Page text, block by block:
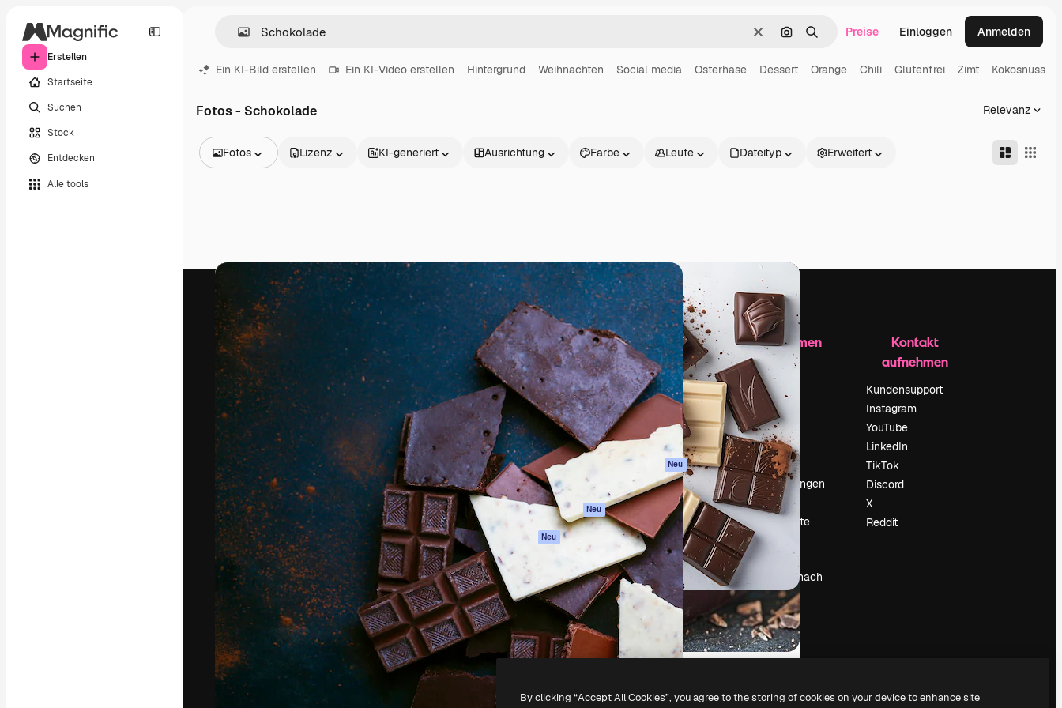
Erstellen
Startseite
Suchen
Stock
Entdecken
Alle tools
LöschenNach Bild suchen
SuchenPreise Einloggen Anmelden
Ein KI-Bild erstellen Ein KI-Video erstellen Hintergrund Weihnachten Social media Osterhase Dessert Orange Chili Glutenfrei Zimt Kokosnuss
Fotos - Schokolade Relevanz
Fotos
Videos
Filmmaterial
Motion Graphics
Videovorlagen
Icons
3D-Modelle
Schriftarten
Lizenz KI-generiert Ausrichtung Farbe Leute Dateityp Erweitert
Die kreative Plattform, um deine beste
Arbeit zu verwirklichen. Mehr als 1 Million
Abonnenten unter Kreativen, Unternehmen,
Agenturen und Studios.
Deutsch
Produkte
Spaces
KI-Assistent
KI-Bildgenerator
KI-Videogenerator
KI-
Stimmengenerator
Stock-Inhalte
MCP für
Claude/ChatGPT
Neu
Neu
API
Mobile App
Alle Magnific-Tools
Loslegen
Academy
Dokumentation
Support
AGB
Datenschutzerklärung
Originale
Neu
Cookie-Richtlinie
Vertrauenszentrum
Partner
Unternehmen
Unternehmen
Preise
Über uns
Reviews
Karriere
Suchtrends
Blog
Veranstaltungen
Slidesgo
Deine Inhalte
verkaufen
Pressesaal
Suchst du nach
magnific.ai
Kontakt
aufnehmen
Kundensupport
Instagram
YouTube
LinkedIn
TikTok
Discord
X
Reddit
Copyright © 2010- 2026 Freepik Company S.L.U. Alle Rechte vorbehalten
By clicking “Accept All Cookies”, you agree to the storing of cookies on your device to enhance site